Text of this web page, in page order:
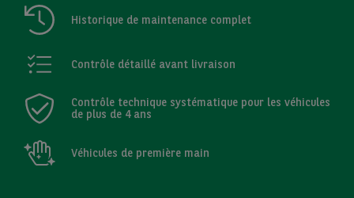
Historique de maintenance complet
Contrôle détaillé avant livraison
Contrôle technique systématique pour les véhicules
de plus de 4 ans
Véhicules de première main